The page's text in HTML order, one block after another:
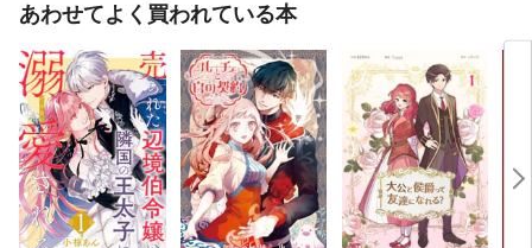
あわせてよく買われている本